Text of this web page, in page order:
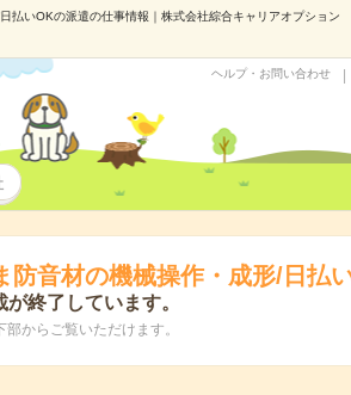
払いOKの派遣の仕事情報｜株式会社綜合キャリアオプショ
ヘルプ・お問い合わせ
防音材の機械操作・成形/日払
終了しています。
からご覧いただけます。